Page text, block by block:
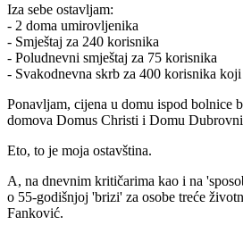
Iza sebe ostavljam:
- 2 doma umirovljenika
- Smještaj za 240 korisnika
- Poludnevni smještaj za 75 korisnika
- Svakodnevna skrb za 400 korisnika
Ponavljam, cijena u domu ispod bolnice
domova Domus Christi i Domu
Eto, to je moja ostavština.
A, na dnevnim kritičarima kao i na
o 55-godišnjoj 'brizi' za osobe treće
Fanković.